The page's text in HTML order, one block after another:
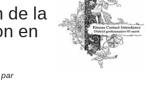
de la
en
par